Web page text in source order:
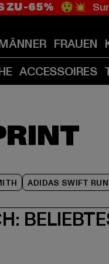
ZU -65% 😲💥
FRAUEN
ACCESSOIRES
ADIDAS SWIFT RUN